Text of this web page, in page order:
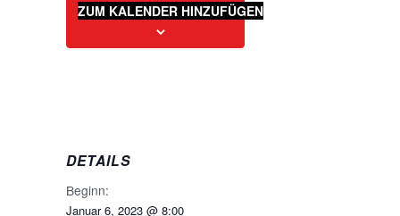
ZUM KALENDER HINZUFÜGEN
DETAILS
Beginn:
Januar 6, 2023 @ 8:00